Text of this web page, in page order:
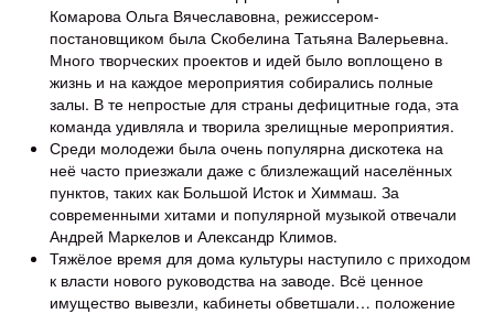
Комарова Ольга Вячеславовна, режиссером-
постановщиком была Скобелина Татьяна Валерьевна.
Много творческих проектов и идей было воплощено в
жизнь и на каждое мероприятия собирались полные
залы. В те непростые для страны дефицитные года, эта
команда удивляла и творила зрелищные мероприятия.
Среди молодежи была очень популярна дискотека на
неё часто приезжали даже с близлежащий населённых
пунктов, таких как Большой Исток и Химмаш. За
современными хитами и популярной музыкой отвечали
Андрей Маркелов и Александр Климов.
Тяжёлое время для дома культуры наступило с приходом
к власти нового руководства на заводе. Всё ценное
имущество вывезли, кабинеты обветшали… положение